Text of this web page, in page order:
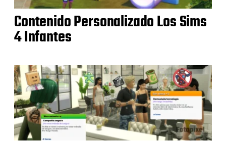
Contenido Personalizado Los Sims
4 Infantes